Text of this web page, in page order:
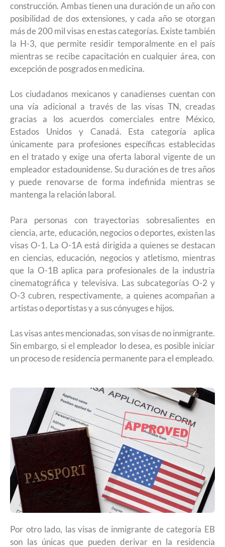
construcción. Ambas tienen una duración de un año con
posibilidad de dos extensiones, y cada año se otorgan
más de 200 mil visas en estas categorías. Existe también
la H-3, que permite residir temporalmente en el país
mientras se recibe capacitación en cualquier área, con
excepción de posgrados en medicina.
Los ciudadanos mexicanos y canadienses cuentan con
una vía adicional a través de las visas TN, creadas
gracias a los acuerdos comerciales entre México,
Estados Unidos y Canadá. Esta categoría aplica
únicamente para profesiones específicas establecidas
en el tratado y exige una oferta laboral vigente de un
empleador estadounidense. Su duración es de tres años
y puede renovarse de forma indefinida mientras se
mantenga la relación laboral.
Para personas con trayectorias sobresalientes en
ciencia, arte, educación, negocios o deportes, existen las
visas O-1. La O-1A está dirigida a quienes se destacan
en ciencias, educación, negocios y atletismo, mientras
que la O-1B aplica para profesionales de la industria
cinematográfica y televisiva. Las subcategorías O-2 y
O-3 cubren, respectivamente, a quienes acompañan a
artistas o deportistas y a sus cónyuges e hijos.
Las visas antes mencionadas, son visas de no inmigrante.
Sin embargo, si el empleador lo desea, es posible iniciar
un proceso de residencia permanente para el empleado.
Por otro lado, las visas de inmigrante de categoría EB
son las únicas que pueden derivar en la residencia